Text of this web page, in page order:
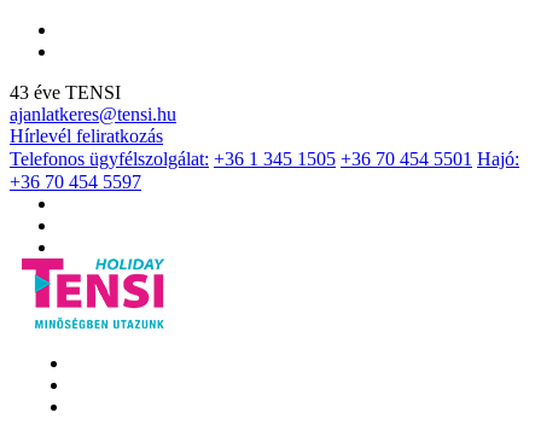
43 éve TENSI
ajanlatkeres@tensi.hu
Hírlevél feliratkozás
Telefonos ügyfélszolgálat: +36 1 345 1505 +36 70 454 5501 Hajó:
+36 70 454 5597